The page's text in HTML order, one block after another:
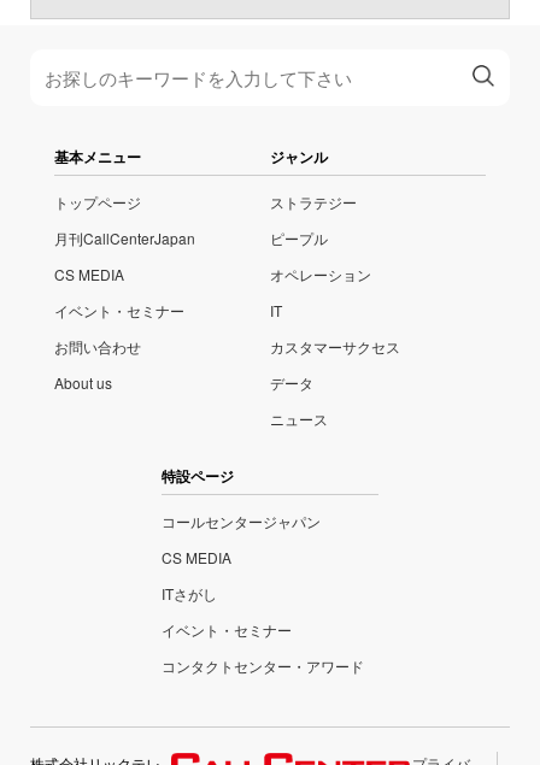
基本メニュー
トップページ
月刊CallCenterJapan
CS MEDIA
イベント・セミナー
お問い合わせ
About us
ジャンル
ストラテジー
ピープル
オペレーション
IT
カスタマーサクセス
データ
ニュース
特設ページ
コールセンタージャパン
CS MEDIA
ITさがし
イベント・セミナー
コンタクトセンター・アワード